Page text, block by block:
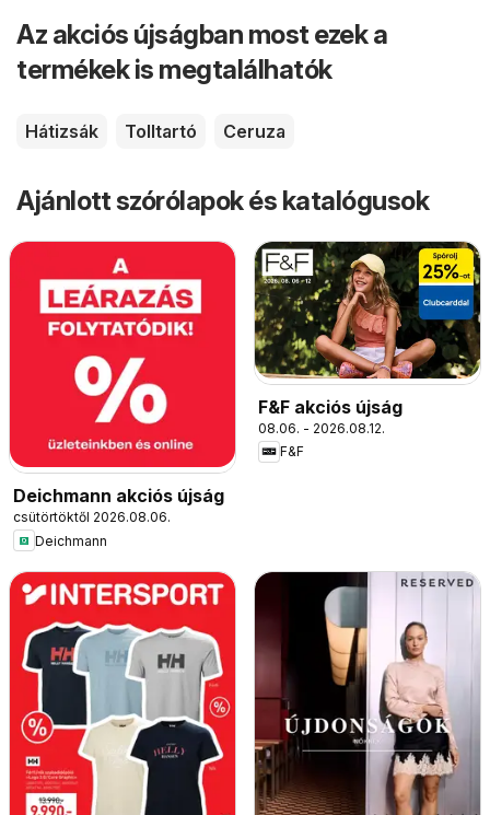
Az akciós újságban most ezek a
termékek is megtalálhatók
Hátizsák Tolltartó Ceruza
Ajánlott szórólapok és katalógusok
Deichmann akciós újság
csütörtöktől 2026.08.06.
Deichmann
F&F akciós újság
08.06. - 2026.08.12.
F&F